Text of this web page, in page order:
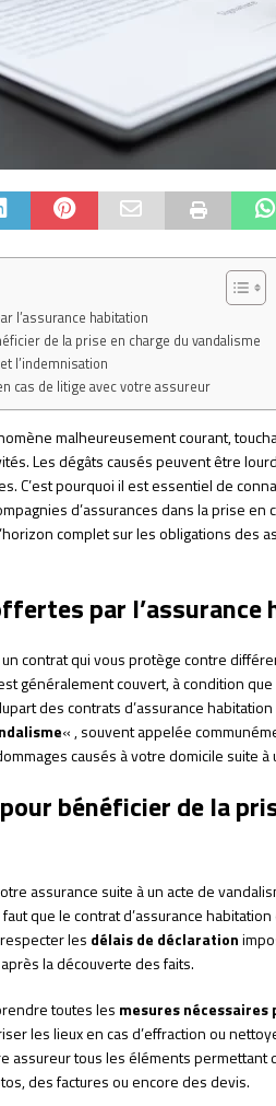
l’assurance habitation
de la prise en charge du vandalisme
l’indemnisation
cas de litige avec votre assureur
malheureusement courant,
Les dégâts causés peuvent être
C’est pourquoi il est essentiel de
d’assurances dans la prise en
complet sur les obligations des
par l’assurance
un contrat qui vous protège contre
généralement couvert, à condition
des contrats d’assurance
« , souvent appelée
causés à votre domicile suite à
bénéficier de la
assurance suite à un acte de
que le contrat d’assurance
les délais de déclaration
la découverte des faits.
toutes les mesures
les lieux en cas d’effraction ou
assureur tous les éléments permettant
des factures ou encore des devis.